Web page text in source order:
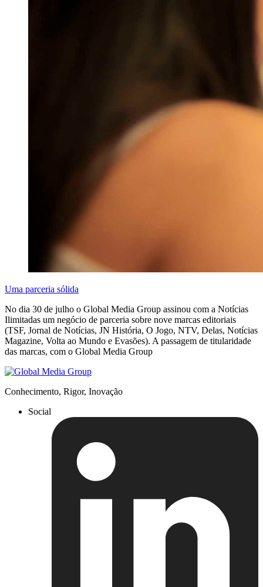
Uma parceria sólida
No dia 30 de julho o Global Media Group assinou com a Notícias
Ilimitadas um negócio de parceria sobre nove marcas editoriais
(TSF, Jornal de Notícias, JN História, O Jogo, NTV, Delas, Notícias
Magazine, Volta ao Mundo e Evasões). A passagem de titularidade
das marcas, com o Global Media Group
Conhecimento, Rigor, Inovação
Social